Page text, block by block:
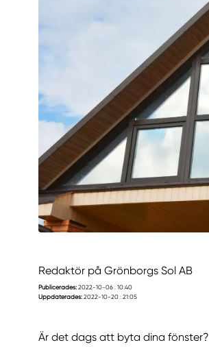
Redaktör på Grönborgs Sol AB
Publicerades: 2022-10-06 : 10:40
Uppdaterades: 2022-10-20 : 21:05
Är det dags att byta dina fönster?